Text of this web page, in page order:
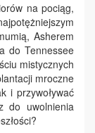
na pociąg,
Asherem
do Tennessee
mistycznych
mroczne
i przywoływać
do uwolnienia